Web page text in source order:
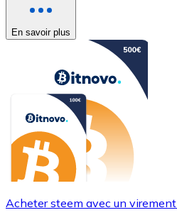
En savoir plus
Acheter steem avec un